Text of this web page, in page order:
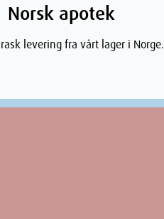
Norsk apotek
levering fra vårt lager i Norge.